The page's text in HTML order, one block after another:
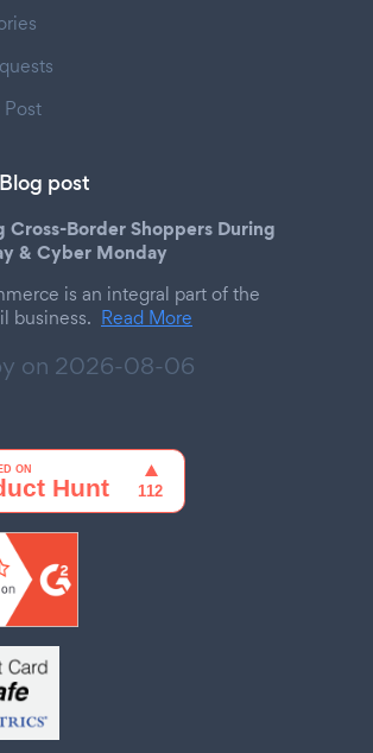
Post
post
Cross-Border Shoppers During
& Cyber Monday
is an integral part of the
business. Read More
on 2026-08-06